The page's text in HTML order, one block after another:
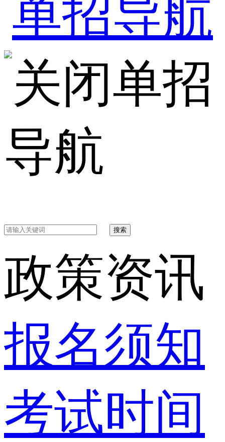
单招
导航
搜索
政策资讯
报名须知
考试时间